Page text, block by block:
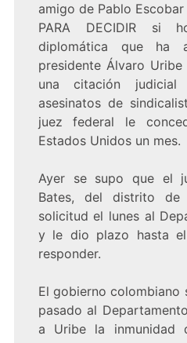
amigo de Pablo Escobar
PARA DECIDIR si
diplomática que ha
presidente Álvaro
una citación
asesinatos de
juez federal le
Estados Unidos un mes.
Ayer se supo que el
Bates, del distrito de
solicitud el lunes al
y le dio plazo hasta
responder.
El gobierno colombiano
pasado al
a Uribe la inmunidad